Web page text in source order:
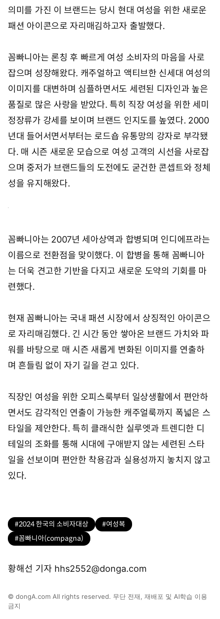
의미를 가진 이 브랜드는 당시 현대 여성을 위한 새로운
패션 아이콘으로 자리매김하고자 출발했다.
꼼빠니아는 론칭 후 빠르게 여성 소비자의 마음을 사로
잡으며 성장해왔다. 캐주얼하고 액티브한 신세대 여성의
이미지를 대변하며 심플하면서도 세련된 디자인과 높은
품질로 많은 사랑을 받았다. 특히 직장 여성을 위한 세미
정장류가 강세를 보이며 브랜드 인지도를 높였다. 2000
년대 들어서면서부터는 로드숍 유통망의 강자로 부각됐
다. 매 시즌 새로운 모습으로 여성 고객의 시선을 사로잡
으며 중저가 브랜드들의 도전에도 굳건한 콘셉트와 정체
성을 유지해왔다.
꼼빠니아는 2007년 세아상역과 합병되며 인디에프라는
이름으로 전환점을 맞이했다. 이 합병을 통해 꼼빠니아
는 더욱 견고한 기반을 다지고 새로운 도약의 기회를 마
련했다.
현재 꼼빠니아는 국내 패션 시장에서 상징적인 아이콘으
로 자리매김했다. 긴 시간 동안 쌓아온 브랜드 가치와 파
워를 바탕으로 매 시즌 새롭게 변화된 이미지를 연출하
며 흔들림 없이 자기 길을 걷고 있다.
직장인 여성을 위한 오피스룩부터 일상생활에서 편안하
면서도 감각적인 연출이 가능한 캐주얼룩까지 폭넓은 스
타일을 제안한다. 특히 클래식한 실루엣과 트렌디한 디
테일의 조화를 통해 시대에 구애받지 않는 세련된 스타
일을 선보이며 편안한 착용감과 실용성까지 놓치지 않고
있다.
#2024 한국의 소비자대상
#여성복
#꼼빠니아(compagna)
황해선 기자 hhs2552@donga.com
© dongA.com All rights reserved. 무단 전재, 재배포 및 AI학습 이용
금지